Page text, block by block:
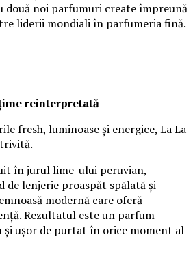
două noi parfumuri create împreună
liderii mondiali în parfumeria fină.
reinterpretată
fresh, luminoase și energice, La La
în jurul lime-ului peruvian,
de lenjerie proaspăt spălată și
modernă care oferă
Rezultatul este un parfum
ușor de purtat în orice moment al